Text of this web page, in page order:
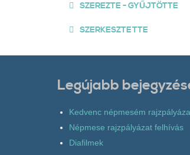
SZEREZTE - GYŰJTÖTTE
SZERKESZTETTE
Legújabb
Kedvenc népmesém
Népmese rajzpályázat felhívás
Diafilmek